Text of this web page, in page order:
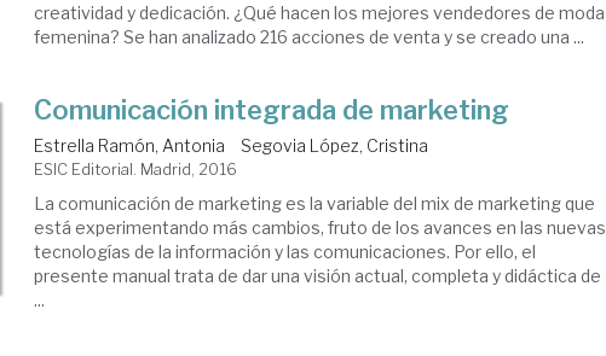
creatividad y dedicación. ¿Qué hacen los mejores vendedores de moda
femenina? Se han analizado 216 acciones de venta y se creado una ...
Comunicación integrada de marketing
Estrella Ramón, Antonia Segovia López, Cristina
ESIC Editorial. Madrid, 2016
La comunicación de marketing es la variable del mix de marketing que
está experimentando más cambios, fruto de los avances en las nuevas
tecnologías de la información y las comunicaciones. Por ello, el
presente manual trata de dar una visión actual, completa y didáctica de
...